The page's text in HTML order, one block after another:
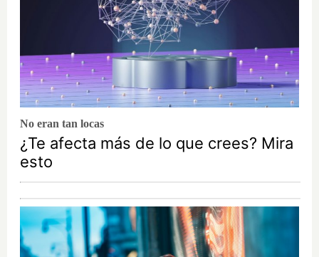
No eran tan locas
¿Te afecta más de lo que crees? Mira
esto